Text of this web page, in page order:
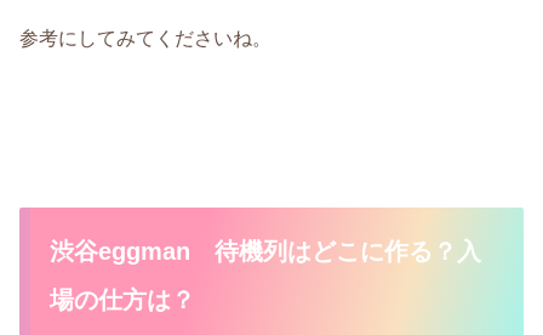
参考にしてみてくださいね。
渋谷eggman 待機列はどこに作る？入
場の仕方は？